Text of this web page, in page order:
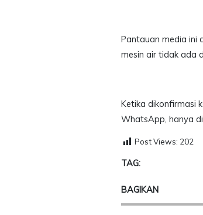
Pantauan media ini
mesin air tidak ada
Ketika dikonfirmasi
WhatsApp, hanya
Post Views: 202
TAG:
BAGIKAN